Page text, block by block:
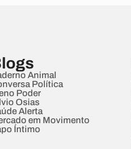
Animal
Política
Poder
Osias
Alerta
em Movimento
Íntimo